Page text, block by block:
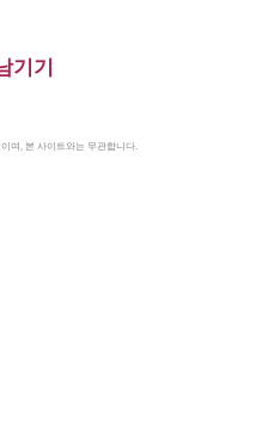
기기
며, 본 사이트와는 무관합니다.